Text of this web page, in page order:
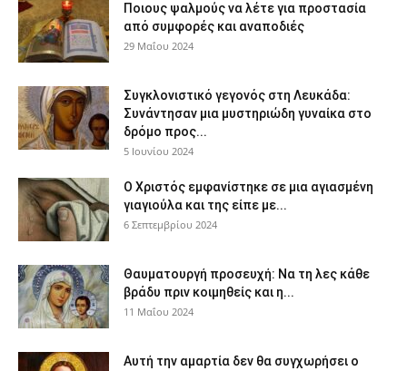
Ποιους ψαλμούς να λέτε για προστασία
από συμφορές και αναποδιές
29 Μαΐου 2024
Συγκλονιστικό γεγονός στη Λευκάδα:
Συνάντησαν μια μυστηριώδη γυναίκα στο
δρόμο προς...
5 Ιουνίου 2024
Ο Χριστός εμφανίστηκε σε μια αγιασμένη
γιαγιούλα και της είπε με...
6 Σεπτεμβρίου 2024
Θαυματουργή προσευχή: Να τη λες κάθε
βράδυ πριν κοιμηθείς και η...
11 Μαΐου 2024
Αυτή την αμαρτία δεν θα συγχωρήσει ο